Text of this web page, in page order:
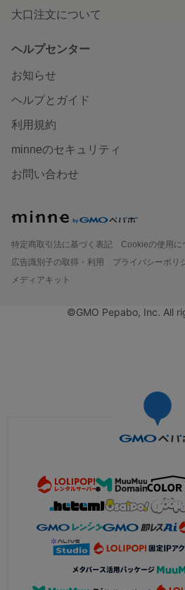
大口注文について
ヘルプセンター
お知らせ
ヘルプとガイド
利用規約
minneのセキュリティ
お問い合わせ
特定商取引法に基づく表記
Cookieの使用に
広告識別子の取得・利用
プライバシーポリ
メディアキット
©GMO Pepabo, Inc. All